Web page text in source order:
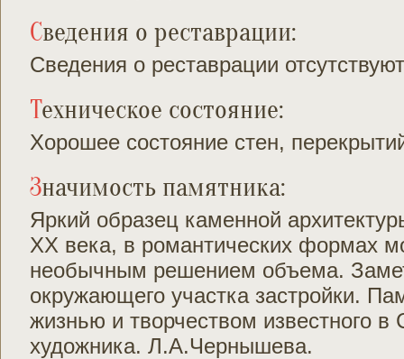
Сведения о реставрации:
Сведения о реставрации отсутствуют
Техническое состояние:
Хорошее состояние стен,
Значимость памятника:
Яркий образец каменной
XX века, в романтических формах
необычным решением объема.
окружающего участка застройки.
жизнью и творчеством известного в
художника. Л.А.Чернышева.